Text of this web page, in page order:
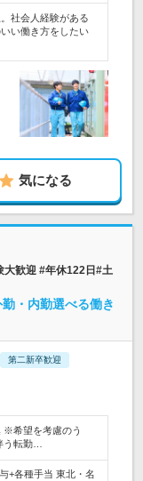
社会人経験がある
い働き方をしたい
気になる
大歓迎 #年休122日#土
・内勤選べる働き
第二新卒歓迎
※希望を考慮のう
う転勤…
+各種手当 東北・名